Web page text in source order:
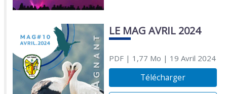
LE MAG AVRIL 2024
PDF| 1,77 Mo | 19 Avril 2024
Télécharger